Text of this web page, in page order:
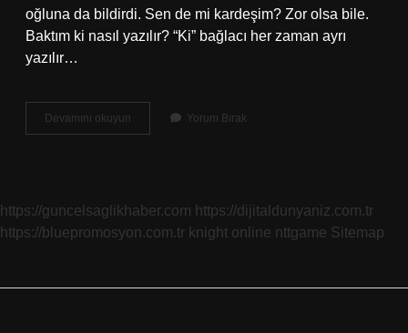
oğluna da bildirdi. Sen de mi kardeşim? Zor olsa bile.
Baktım ki nasıl yazılır? “Ki” bağlacı her zaman ayrı
yazılır…
Devamını okuyun
De
Yorum Bırak
https://guncelsaglikhaber.com https://dijitaldunyaniz.com.tr
https://bluepromosyon.com.tr knight online nttgame Sitemap